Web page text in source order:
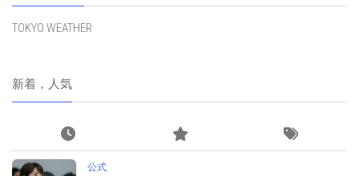
TOKYO WEATHER
新着，人気
公式